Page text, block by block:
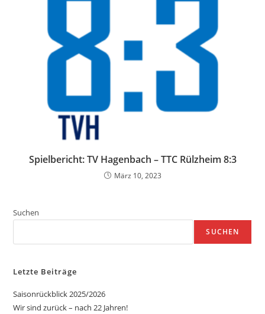
Spielbericht: TV Hagenbach – TTC Rülzheim 8:3
März 10, 2023
Suchen
SUCHEN
Letzte Beiträge
Saisonrückblick 2025/2026
Wir sind zurück – nach 22 Jahren!